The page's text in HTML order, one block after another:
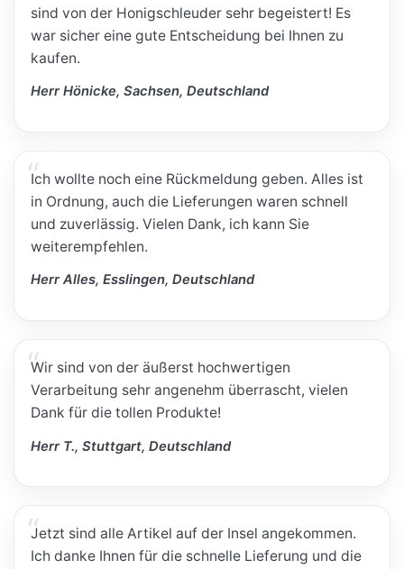
sind von der Honigschleuder sehr begeistert! Es
war sicher eine gute Entscheidung bei Ihnen zu
kaufen.
Herr Hönicke, Sachsen, Deutschland
Ich wollte noch eine Rückmeldung geben. Alles ist
in Ordnung, auch die Lieferungen waren schnell
und zuverlässig. Vielen Dank, ich kann Sie
weiterempfehlen.
Herr Alles, Esslingen, Deutschland
Wir sind von der äußerst hochwertigen
Verarbeitung sehr angenehm überrascht, vielen
Dank für die tollen Produkte!
Herr T., Stuttgart, Deutschland
Jetzt sind alle Artikel auf der Insel angekommen.
Ich danke Ihnen für die schnelle Lieferung und die